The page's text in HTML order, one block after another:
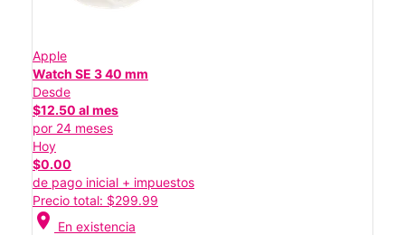
Apple
Watch SE 3 40 mm
Desde
$12.50 al mes
por 24 meses
Hoy
$0.00
de pago inicial + impuestos
Precio total: $299.99
location_on En existencia